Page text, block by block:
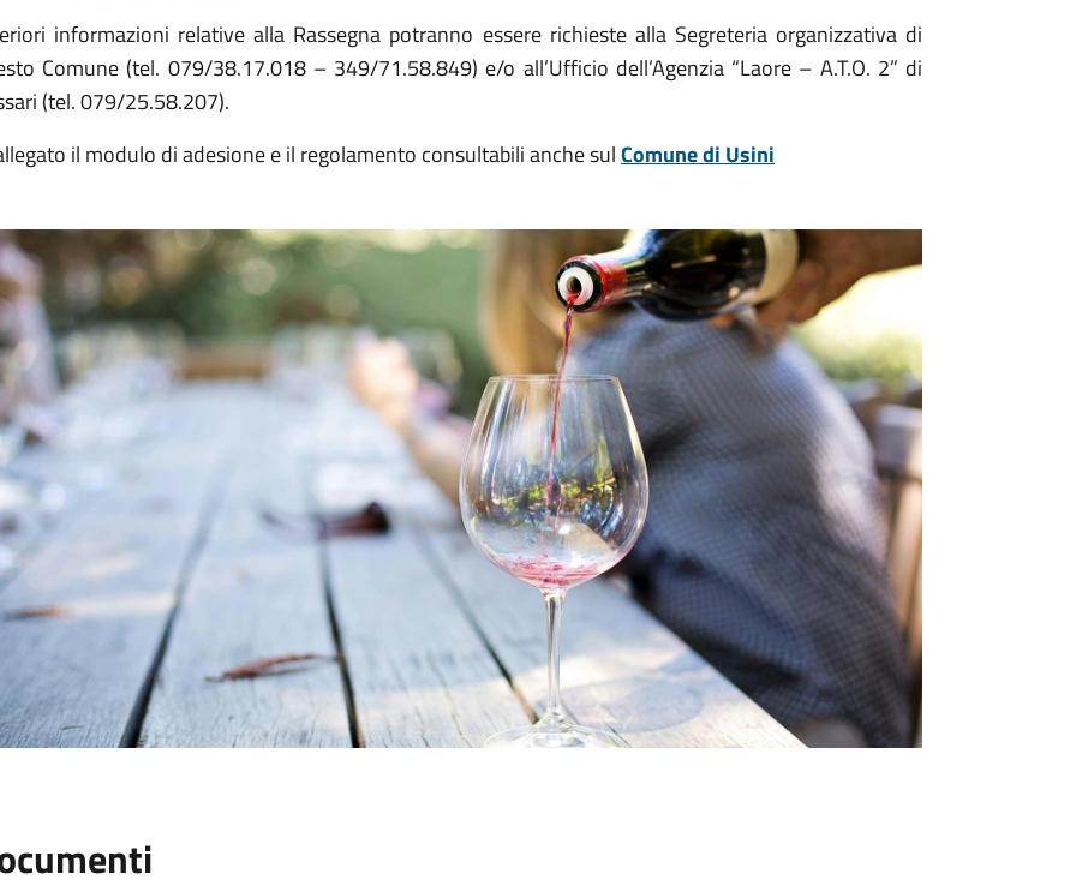
informazioni relative alla Rassegna potranno essere richieste alla Segreteria organizzativa di
Comune (tel. 079/38.17.018 – 349/71.58.849) e/o all’Ufficio dell’Agenzia “Laore – A.T.O. 2” di
(tel. 079/25.58.207).
il modulo di adesione e il regolamento consultabili anche sulComune di Usini